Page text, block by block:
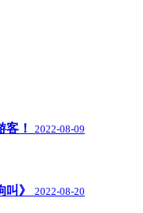
！ 2022-08-09
》 2022-08-20